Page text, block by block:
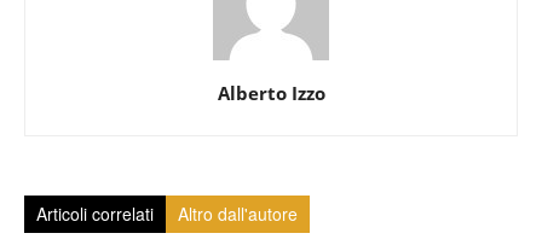
Alberto Izzo
Articoli correlati Altro dall'autore